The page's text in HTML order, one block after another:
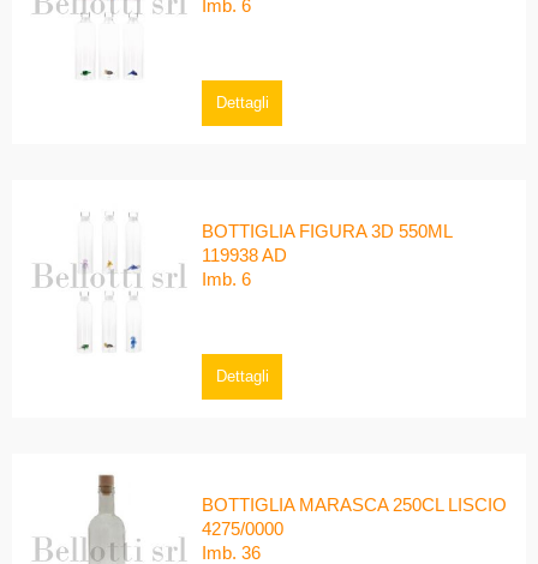
Imb. 6
Dettagli
BOTTIGLIA FIGURA 3D 550ML
119938 AD
Imb. 6
Dettagli
BOTTIGLIA MARASCA 250CL LISCIO
4275/0000
Imb. 36